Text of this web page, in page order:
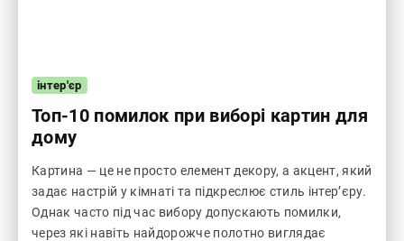
інтер'єр
Топ-10 помилок при виборі картин для
дому
Картина — це не просто елемент декору, а акцент, який
задає настрій у кімнаті та підкреслює стиль інтер’єру.
Однак часто під час вибору допускають помилки,
через які навіть найдорожче полотно виглядає